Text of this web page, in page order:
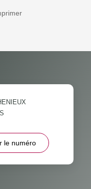
le numéro